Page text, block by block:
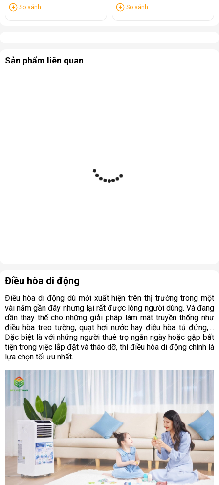
So sánh So sánh
Sản phẩm liên quan
Điều hòa di động
Điều hòa di động dù mới xuất hiện trên thị trường trong một
vài năm gần đây nhưng lại rất được lòng người dùng. Và đang
dần thay thế cho những giải pháp làm mát truyền thống như
điều hòa treo tường, quạt hơi nước hay điều hòa tủ đứng,....
Đặc biệt là với những người thuê trọ ngắn ngày hoặc gặp bất
tiện trong việc lắp đặt và tháo dỡ, thì điều hòa di động chính là
lựa chọn tối ưu nhất.